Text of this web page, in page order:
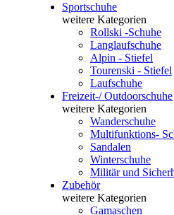
Sportschuhe
weitere Kategorien
Rollski -Schuhe
Langlaufschuhe
Alpin - Stiefel
Tourenski - Stiefel
Laufschuhe
Freizeit-/ Outdoorschuhe
weitere Kategorien
Wanderschuhe
Multifunktions-
Sandalen
Winterschuhe
Militär und
Zubehör
weitere Kategorien
Gamaschen